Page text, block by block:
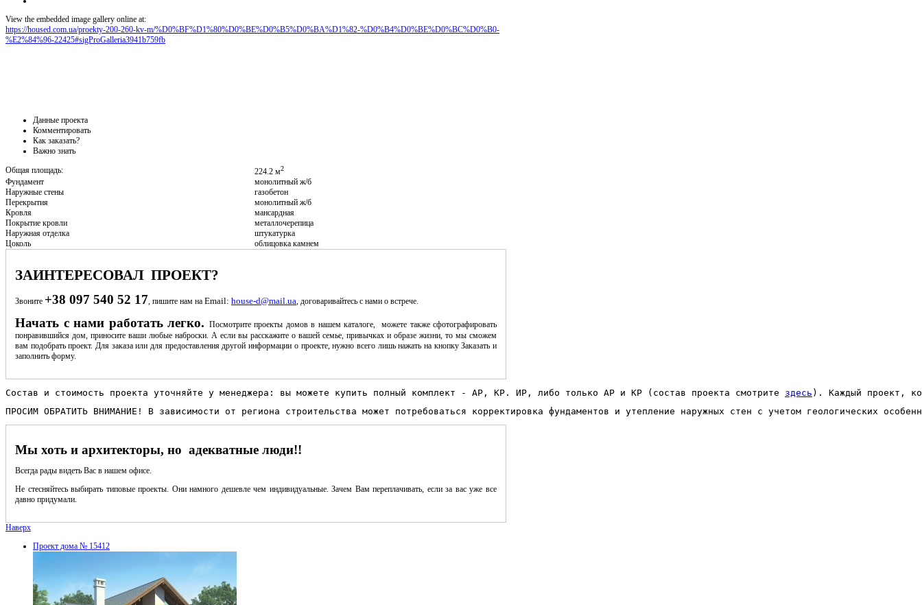
View the embedded image gallery online at:
https://housed.com.ua/proekty-200-260-kv-m/%D0%BF%D1%80%D0%BE%D0%B5%D0%BA%D1%82-%D0%B4%D0%BE%D0%BC%D0%B0-
%E2%84%96-22425#sigProGalleria3941b759fb
Данные проекта
Комментировать
Как заказать?
Важно знать
Общая площадь:
224.2 м2
Фундамент
монолитный ж/б
Наружные стены
газобетон
Перекрытия
монолитный ж/б
Кровля
мансардная
Покрытие кровли
металлочерепица
Наружная отделка
штукатурка
Цоколь
облицовка камнем
ЗАИНТЕРЕСОВАЛ ПРОЕКТ?
Звоните +38 097 540 52 17 , пишите нам на Email: house-d@mail.ua , договаривайтесь с нами о встрече.
Начать с нами работать легко. Посмотрите проекты домов в нашем каталоге, можете также сфотографировать
понравившийся дом, приносите ваши любые наброски. А если вы расскажите о вашей семье, привычках и образе жизни, то мы сможем
вам подобрать проект. Для заказа или для предоставления другой информации о проекте, нужно всего лишь нажать на кнопку Заказать и
заполнить форму.
Состав и стоимость проекта уточняйте у менеджера: вы можете купить полный комплект - АР, КР. ИР, либо только АР и КР (состав проекта смотрите здесь ). Каждый проект,
ПРОСИМ ОБРАТИТЬ ВНИМАНИЕ! В зависимости от региона строительства может потребоваться корректировка фундаментов и утепление наружных стен с учетом геологических
Мы хоть и архитекторы, но адекватные люди!!
Всегда рады видеть Вас в нашем офисе.
Не стесняйтесь выбирать типовые проекты. Они намного дешевле чем индивидуальные. Зачем Вам переплачивать, если за вас уже все
давно придумали.
Наверх
Проект дома № 15412